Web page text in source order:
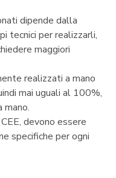
dipende dalla
tecnici per realizzarli,
maggiori
realizzati a mano
mai uguali al 100%,
mano.
devono essere
specifiche per ogni